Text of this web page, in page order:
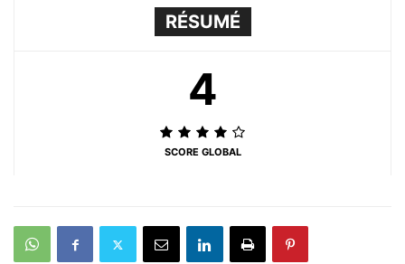
RÉSUMÉ
4
SCORE GLOBAL